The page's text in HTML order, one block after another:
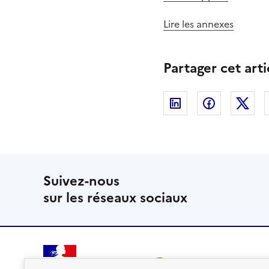
Lire les annexes
Partager cet
Linkedin Facebook
Suivez-nous
sur les réseaux sociaux